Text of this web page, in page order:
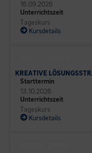
16.09.2026
Unterrichtszeit
Tageskurs
Kursdetails
KREATIVE
Starttermin
13.10.2026
Unterrichtszeit
Tageskurs
Kursdetails